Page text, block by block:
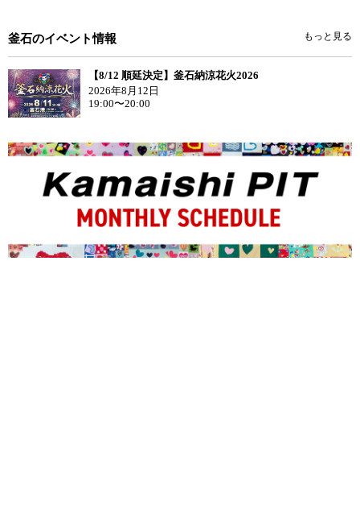
釜石のイベント情報 もっと見る
【8/12 順延決定】釜石納涼花火2026
2026年8月12日
19:00〜20:00